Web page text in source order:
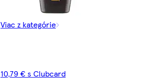
Viac z kategórie
10,79 € s Clubcard